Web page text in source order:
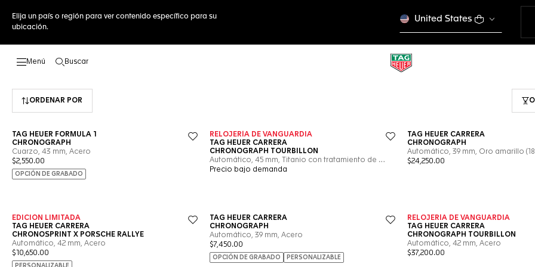
Elija un país o región para ver contenido específico para su
ubicación.
United States
Buscar